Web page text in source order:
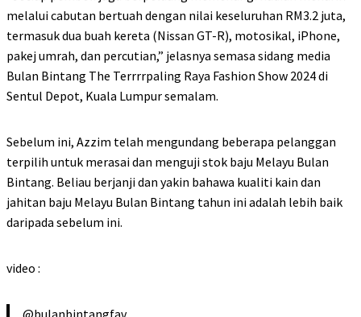
melalui cabutan bertuah dengan nilai keseluruhan RM3.2 juta,
termasuk dua buah kereta (Nissan GT-R), motosikal, iPhone,
pakej umrah, dan percutian,” jelasnya semasa sidang media
Bulan Bintang The Terrrrpaling Raya Fashion Show 2024 di
Sentul Depot, Kuala Lumpur semalam.
Sebelum ini, Azzim telah mengundang beberapa pelanggan
terpilih untuk merasai dan menguji stok baju Melayu Bulan
Bintang. Beliau berjanji dan yakin bahawa kualiti kain dan
jahitan baju Melayu Bulan Bintang tahun ini adalah lebih baik
daripada sebelum ini.
video :